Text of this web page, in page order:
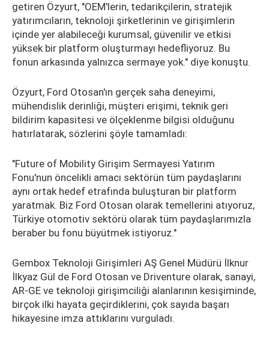
getiren Özyurt, "OEM'lerin, tedarikçilerin, stratejik
yatırımcıların, teknoloji şirketlerinin ve girişimlerin
içinde yer alabileceği kurumsal, güvenilir ve etkisi
yüksek bir platform oluşturmayı hedefliyoruz. Bu
fonun arkasında yalnızca sermaye yok." diye konuştu.
Özyurt, Ford Otosan'ın gerçek saha deneyimi,
mühendislik derinliği, müşteri erişimi, teknik geri
bildirim kapasitesi ve ölçeklenme bilgisi olduğunu
hatırlatarak, sözlerini şöyle tamamladı:
"Future of Mobility Girişim Sermayesi Yatırım
Fonu'nun öncelikli amacı sektörün tüm paydaşlarını
aynı ortak hedef etrafında buluşturan bir platform
yaratmak. Biz Ford Otosan olarak temellerini atıyoruz,
Türkiye otomotiv sektörü olarak tüm paydaşlarımızla
beraber bu fonu büyütmek istiyoruz."
Gembox Teknoloji Girişimleri AŞ Genel Müdürü İlknur
İlkyaz Gül de Ford Otosan ve Driventure olarak, sanayi,
AR-GE ve teknoloji girişimciliği alanlarının kesişiminde,
birçok ilki hayata geçirdiklerini, çok sayıda başarı
hikayesine imza attıklarını vurguladı.